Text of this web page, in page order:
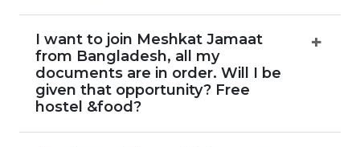
I want to join Meshkat Jamaat
from Bangladesh, all my
documents are in order. Will I be
given that opportunity? Free
hostel &food?